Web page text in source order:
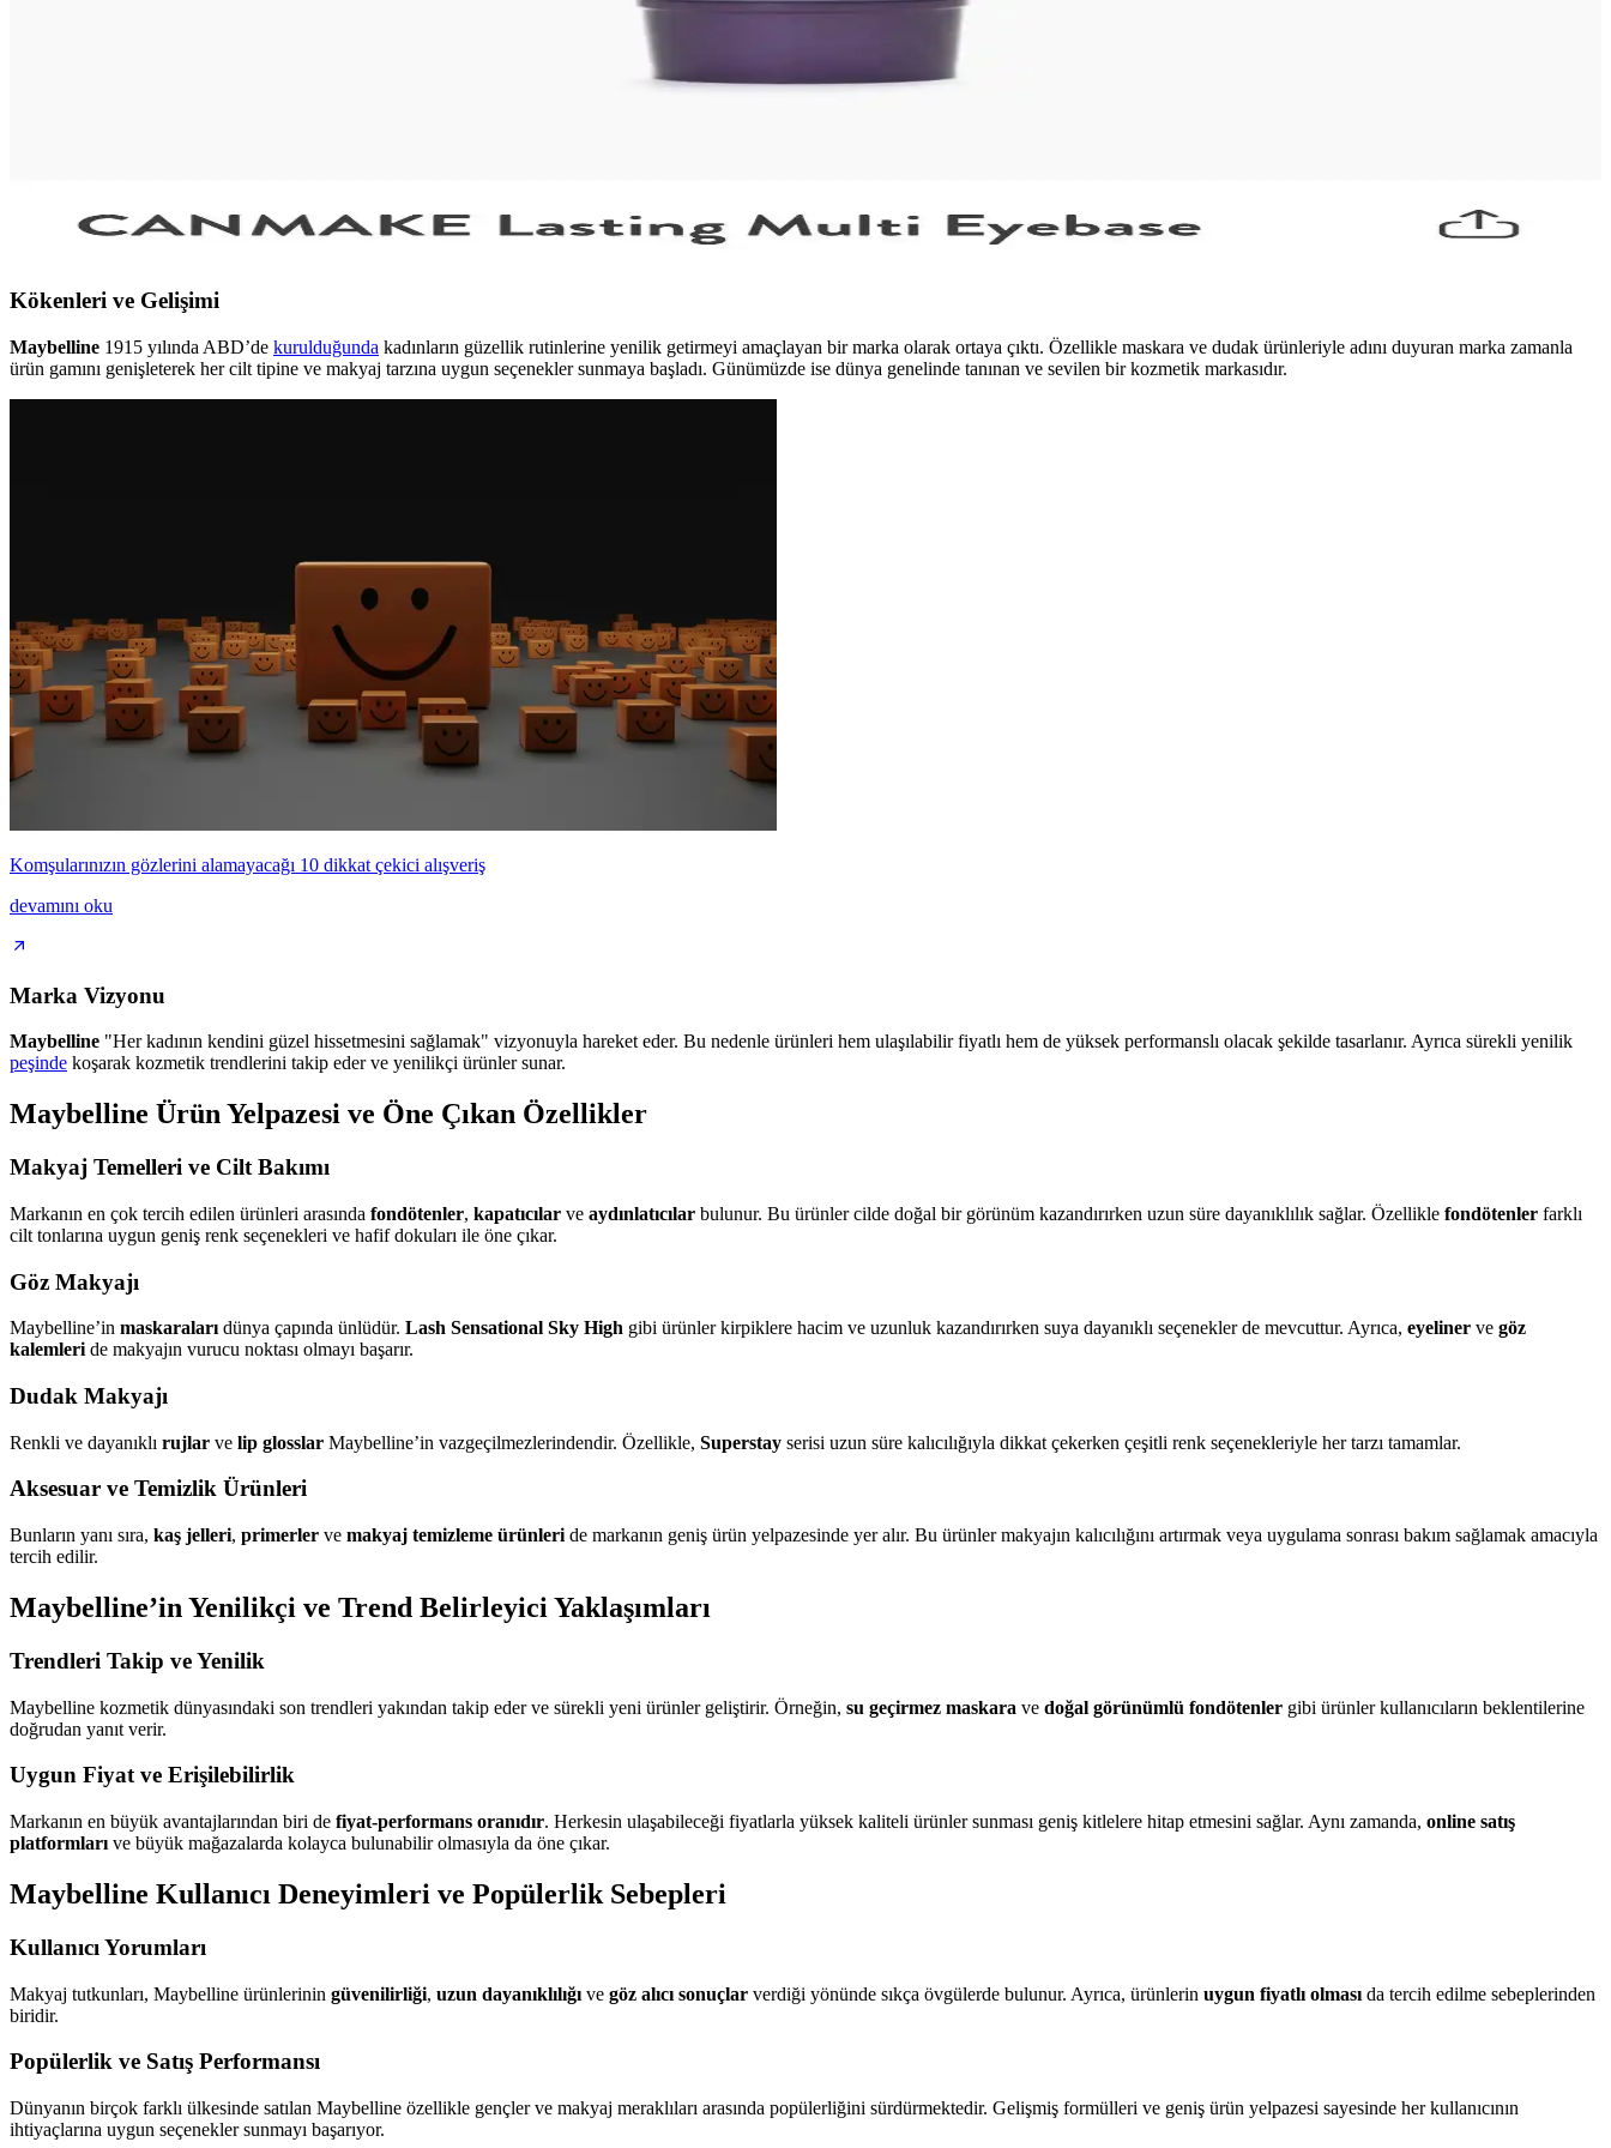
Gyaru makyaj stili, canlı allıklar ve ışıltılı cilt görünümüyle Japon gençleri arasında popülerdir. Doğru ürün seçimi ve saç aksesuarlarıyla özgün bir tarz oluşturulur.
Ortalama Makyaj Rutininin Maliyeti ve Satın Alma Alışkanlıklarının Etkisi
Canmake Eyebase, özellikle yağlı göz kapaklarında göz farının kalıcılığını artıran silikon bazlı bir Japon göz bazıdır. Kullanıcılar uzun süreli dayanıklılığını ve nemli hava koşullarında bile etkisini
vurgulamaktadır.
Kökenleri ve Gelişimi
Maybelline 1915 yılında ABD’de kurulduğunda kadınların güzellik rutinlerine yenilik getirmeyi amaçlayan bir marka olarak ortaya çıktı. Özellikle maskara ve dudak ürünleriyle adını duyuran marka zamanla
ürün gamını genişleterek her cilt tipine ve makyaj tarzına uygun seçenekler sunmaya başladı. Günümüzde ise dünya genelinde tanınan ve sevilen bir kozmetik markasıdır.
Komşularınızın gözlerini alamayacağı 10 dikkat çekici alışveriş
devamını oku
Marka Vizyonu
Maybelline "Her kadının kendini güzel hissetmesini sağlamak" vizyonuyla hareket eder. Bu nedenle ürünleri hem ulaşılabilir fiyatlı hem de yüksek performanslı olacak şekilde tasarlanır. Ayrıca sürekli yenilik
peşinde koşarak kozmetik trendlerini takip eder ve yenilikçi ürünler sunar.
Maybelline Ürün Yelpazesi ve Öne Çıkan Özellikler
Makyaj Temelleri ve Cilt Bakımı
Markanın en çok tercih edilen ürünleri arasında fondötenler, kapatıcılar ve aydınlatıcılar bulunur. Bu ürünler cilde doğal bir görünüm kazandırırken uzun süre dayanıklılık sağlar. Özellikle fondötenler farklı
cilt tonlarına uygun geniş renk seçenekleri ve hafif dokuları ile öne çıkar.
Göz Makyajı
Maybelline’in maskaraları dünya çapında ünlüdür. Lash Sensational Sky High gibi ürünler kirpiklere hacim ve uzunluk kazandırırken suya dayanıklı seçenekler de mevcuttur. Ayrıca, eyeliner ve göz
kalemleri de makyajın vurucu noktası olmayı başarır.
Dudak Makyajı
Renkli ve dayanıklı rujlar ve lip glosslar Maybelline’in vazgeçilmezlerindendir. Özellikle, Superstay serisi uzun süre kalıcılığıyla dikkat çekerken çeşitli renk seçenekleriyle her tarzı tamamlar.
Aksesuar ve Temizlik Ürünleri
Bunların yanı sıra, kaş jelleri, primerler ve makyaj temizleme ürünleri de markanın geniş ürün yelpazesinde yer alır. Bu ürünler makyajın kalıcılığını artırmak veya uygulama sonrası bakım sağlamak amacıyla
tercih edilir.
Maybelline’in Yenilikçi ve Trend Belirleyici Yaklaşımları
Trendleri Takip ve Yenilik
Maybelline kozmetik dünyasındaki son trendleri yakından takip eder ve sürekli yeni ürünler geliştirir. Örneğin, su geçirmez maskara ve doğal görünümlü fondötenler gibi ürünler kullanıcıların beklentilerine
doğrudan yanıt verir.
Uygun Fiyat ve Erişilebilirlik
Markanın en büyük avantajlarından biri de fiyat-performans oranıdır. Herkesin ulaşabileceği fiyatlarla yüksek kaliteli ürünler sunması geniş kitlelere hitap etmesini sağlar. Aynı zamanda, online satış
platformları ve büyük mağazalarda kolayca bulunabilir olmasıyla da öne çıkar.
Maybelline Kullanıcı Deneyimleri ve Popülerlik Sebepleri
Kullanıcı Yorumları
Makyaj tutkunları, Maybelline ürünlerinin güvenilirliği, uzun dayanıklılığı ve göz alıcı sonuçlar verdiği yönünde sıkça övgülerde bulunur. Ayrıca, ürünlerin uygun fiyatlı olması da tercih edilme sebeplerinden
biridir.
Popülerlik ve Satış Performansı
Dünyanın birçok farklı ülkesinde satılan Maybelline özellikle gençler ve makyaj meraklıları arasında popülerliğini sürdürmektedir. Gelişmiş formülleri ve geniş ürün yelpazesi sayesinde her kullanıcının
ihtiyaçlarına uygun seçenekler sunmayı başarıyor.